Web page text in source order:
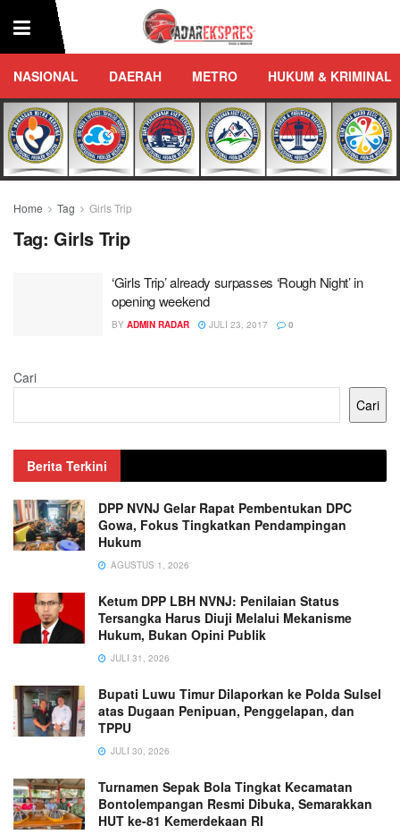
NASIONAL DAERAH METRO HUKUM & KRIMINAL
Home Tag Girls Trip
Tag: Girls Trip
‘Girls Trip’ already surpasses ‘Rough Night’ in
opening weekend
BY ADMIN RADAR JULI 23, 2017 0
Cari
Cari
Berita Terkini
DPP NVNJ Gelar Rapat Pembentukan DPC
Gowa, Fokus Tingkatkan Pendampingan
Hukum
AGUSTUS 1, 2026
Ketum DPP LBH NVNJ: Penilaian Status
Tersangka Harus Diuji Melalui Mekanisme
Hukum, Bukan Opini Publik
JULI 31, 2026
Bupati Luwu Timur Dilaporkan ke Polda Sulsel
atas Dugaan Penipuan, Penggelapan, dan
TPPU
JULI 30, 2026
Turnamen Sepak Bola Tingkat Kecamatan
Bontolempangan Resmi Dibuka, Semarakkan
HUT ke-81 Kemerdekaan RI